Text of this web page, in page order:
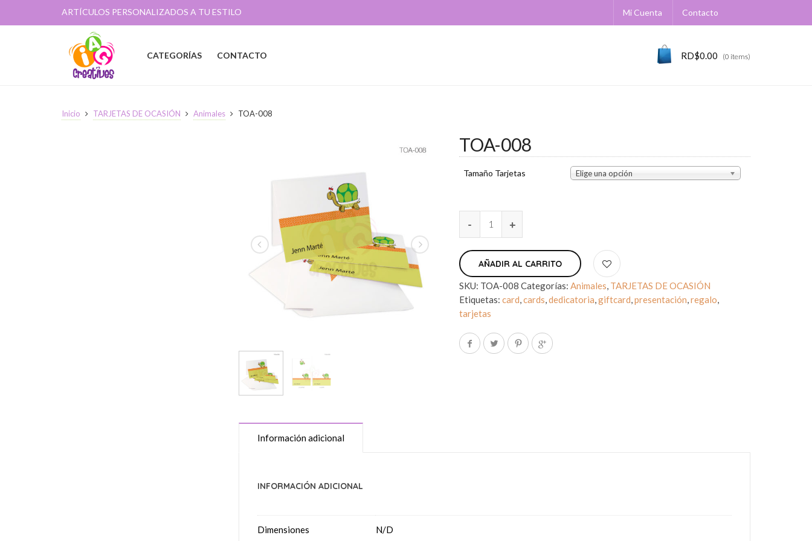
ARTÍCULOS PERSONALIZADOS A TU ESTILO Mi Cuenta Contacto
RD$0.00 (0 items)
CATEGORÍAS CONTACTO
Inicio TARJETAS DE OCASIÓN Animales TOA-008
TOA-008
Tamaño Tarjetas Elige una opción
AÑADIR AL CARRITO
SKU: TOA-008 Categorías:Animales, TARJETAS DE OCASIÓN
Etiquetas:card,cards,dedicatoria,giftcard,presentación,regalo,
tarjetas
Información adicional
INFORMACIÓN ADICIONAL
Dimensiones N/D